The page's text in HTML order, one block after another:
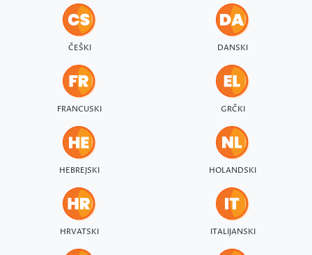
ČEŠKI DANSKI
FRANCUSKI GRČKI
HEBREJSKI HOLANDSKI
HRVATSKI ITALIJANSKI